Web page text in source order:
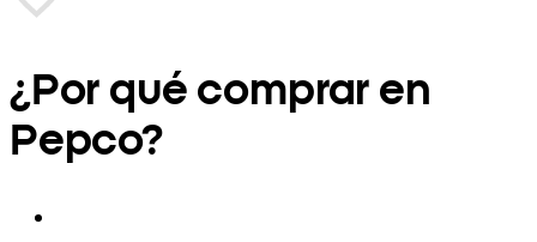
¿Por qué comprar en
Pepco?